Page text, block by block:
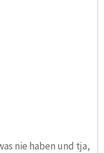
nie haben und tja,